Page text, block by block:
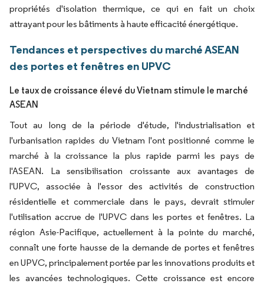
propriétés d'isolation thermique, ce qui en fait un choix
attrayant pour les bâtiments à haute efficacité énergétique.
Tendances et perspectives du marché ASEAN
des portes et fenêtres en UPVC
Le taux de croissance élevé du Vietnam stimule le marché
ASEAN
Tout au long de la période d'étude, l'industrialisation et
l'urbanisation rapides du Vietnam l'ont positionné comme le
marché à la croissance la plus rapide parmi les pays de
l'ASEAN. La sensibilisation croissante aux avantages de
l'UPVC, associée à l'essor des activités de construction
résidentielle et commerciale dans le pays, devrait stimuler
l'utilisation accrue de l'UPVC dans les portes et fenêtres. La
région Asie-Pacifique, actuellement à la pointe du marché,
connaît une forte hausse de la demande de portes et fenêtres
en UPVC, principalement portée par les innovations produits et
les avancées technologiques. Cette croissance est encore